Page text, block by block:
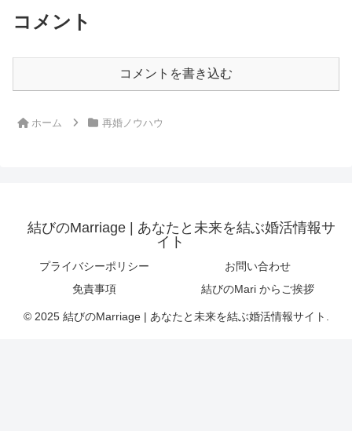
コメント
コメントを書き込む
ホーム 再婚ノウハウ
結びのMarriage | あなたと未来を結ぶ婚活情報サ
イト
プライバシーポリシー
お問い合わせ
免責事項
結びのMari からご挨拶
© 2025 結びのMarriage | あなたと未来を結ぶ婚活情報サイト.